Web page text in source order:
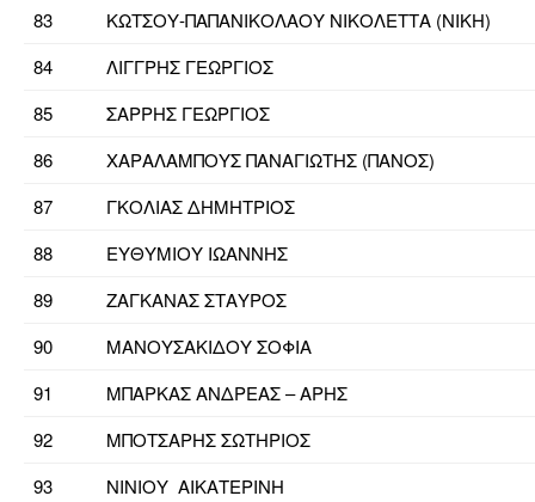
83
ΚΩΤΣΟΥ-ΠΑΠΑΝΙΚΟΛΑΟΥ ΝΙΚΟΛΕΤΤΑ (ΝΙΚΗ)
84
ΛΙΓΓΡΗΣ ΓΕΩΡΓΙΟΣ
85
ΣΑΡΡΗΣ ΓΕΩΡΓΙΟΣ
86
ΧΑΡΑΛΑΜΠΟΥΣ ΠΑΝΑΓΙΩΤΗΣ (ΠΑΝΟΣ)
87
ΓΚΟΛΙΑΣ ΔΗΜΗΤΡΙΟΣ
88
ΕΥΘΥΜΙΟΥ ΙΩΑΝΝΗΣ
89
ΖΑΓΚΑΝΑΣ ΣΤΑΥΡΟΣ
90
ΜΑΝΟΥΣΑΚΙΔΟΥ ΣΟΦΙΑ
91
ΜΠΑΡΚΑΣ ΑΝΔΡΕΑΣ – ΑΡΗΣ
92
ΜΠΟΤΣΑΡΗΣ ΣΩΤΗΡΙΟΣ
93
ΝΙΝΙΟΥ ΑΙΚΑΤΕΡΙΝΗ